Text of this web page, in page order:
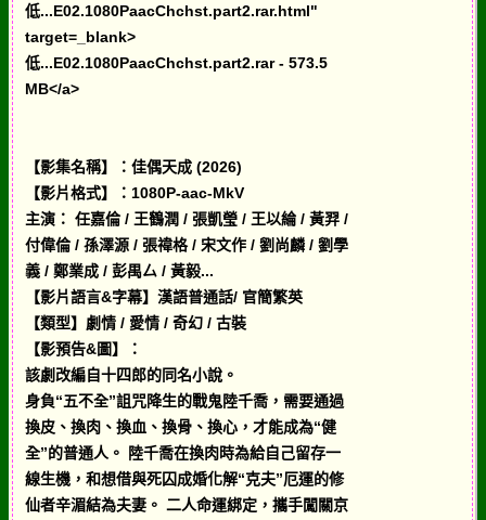
低...E02.1080PaacChchst.part2.rar.html"
target=_blank>
低...E02.1080PaacChchst.part2.rar - 573.5
MB</a>
【影集名稱】：佳偶天成 (2026)
【影片格式】：1080P-aac-MkV
主演： 任嘉倫 / 王鶴潤 / 張凱瑩 / 王以綸 / 黃羿 /
付偉倫 / 孫澤源 / 張禕格 / 宋文作 / 劉尚麟 / 劉學
義 / 鄭業成 / 彭禺厶 / 黃毅...
【影片語言&字幕】漢語普通話/ 官簡繁英
【類型】劇情 / 愛情 / 奇幻 / 古裝
【影預告&圖】：
該劇改編自十四郎的同名小說。
身負“五不全”詛咒降生的戰鬼陸千喬，需要通過
換皮、換肉、換血、換骨、換心，才能成為“健
全”的普通人。 陸千喬在換肉時為給自己留存一
線生機，和想借與死囚成婚化解“克夫”厄運的修
仙者辛湄結為夫妻。 二人命運綁定，攜手闖關京